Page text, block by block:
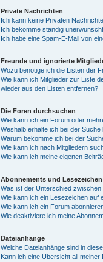
Private Nachrichten
Ich kann keine Privaten
Ich bekomme ständig
Ich habe eine Spam-E-Mail von
Freunde und ignorierte
Wozu benötige ich die Listen der
Wie kann ich Mitglieder zur Liste
wieder aus den Listen entfernen?
Die Foren durchsuchen
Wie kann ich ein Forum oder
Weshalb erhalte ich bei der
Warum bekomme ich bei der
Wie kann ich nach Mitgliedern
Wie kann ich meine eigenen
Abonnements und Lesezeichen
Was ist der Unterschied
Wie kann ich ein Lesezeichen auf
Wie kann ich ein Forum
Wie deaktiviere ich meine
Dateianhänge
Welche Dateianhänge sind in
Kann ich eine Übersicht all meiner